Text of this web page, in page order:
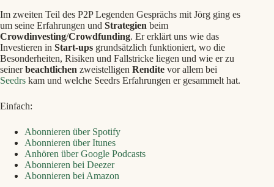
Im zweiten Teil des P2P Legenden Gesprächs mit Jörg ging es
um seine Erfahrungen und Strategien beim
Crowdinvesting/Crowdfunding. Er erklärt uns wie das
Investieren in Start-ups grundsätzlich funktioniert, wo die
Besonderheiten, Risiken und Fallstricke liegen und wie er zu
seinerbeachtlichen zweistelligen Rendite vor allem bei
Seedrs kam und welche Seedrs Erfahrungen er gesammelt hat.
Einfach:
Abonnieren über Spotify
Abonnieren über Itunes
Anhören über Google Podcasts
Abonnieren bei Deezer
Abonnieren bei Amazon